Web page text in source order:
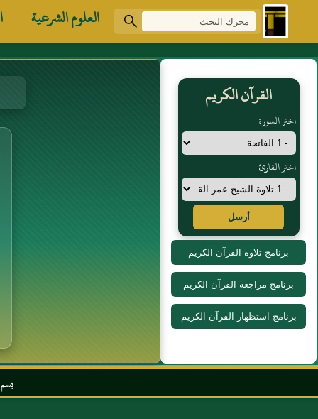
العلوم الشرعية
القرآن الكريم
اختر السورة
اختر القارئ
أرسل
برنامج تلاوة القرآن الكريم
برنامج مراجعة القرآن الكريم
برنامج استظهار القرآن الكريم
بسم الله الرحمن